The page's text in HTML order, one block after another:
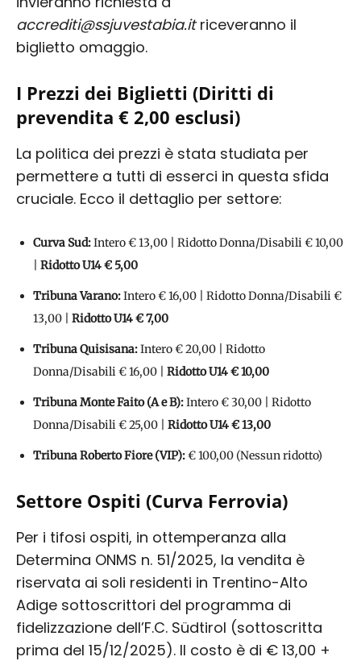
accrediti@ssjuvestabia.itriceveranno il
biglietto omaggio.
I Prezzi dei Biglietti (Diritti di
prevendita € 2,00 esclusi)
La politica dei prezzi è stata studiata per
permettere a tutti di esserci in questa sfida
cruciale. Ecco il dettaglio per settore:
Curva Sud:Intero € 13,00 | Ridotto Donna/Disabili € 10,00
Ridotto U14 € 5,00
Tribuna Varano:Intero € 16,00 | Ridotto Donna/Disabili €
13,00 | Ridotto U14 € 7,00
Tribuna Quisisana:Intero € 20,00 | Ridotto
Donna/Disabili € 16,00 | Ridotto U14 € 10,00
Tribuna Monte Faito (A e B):Intero € 30,00 | Ridotto
Donna/Disabili € 25,00 | Ridotto U14 € 13,00
Tribuna Roberto Fiore (VIP):€ 100,00 (Nessun ridotto)
Settore Ospiti (Curva Ferrovia)
Per i tifosi ospiti, in ottemperanza alla
Determina ONMS n. 51/2025, la vendita è
riservata ai soli residenti in Trentino-Alto
Adige sottoscrittori del programma di
fidelizzazione dell’F.C. Südtirol (sottoscritta
prima del 15/12/2025). Il costo è di € 13,00 +